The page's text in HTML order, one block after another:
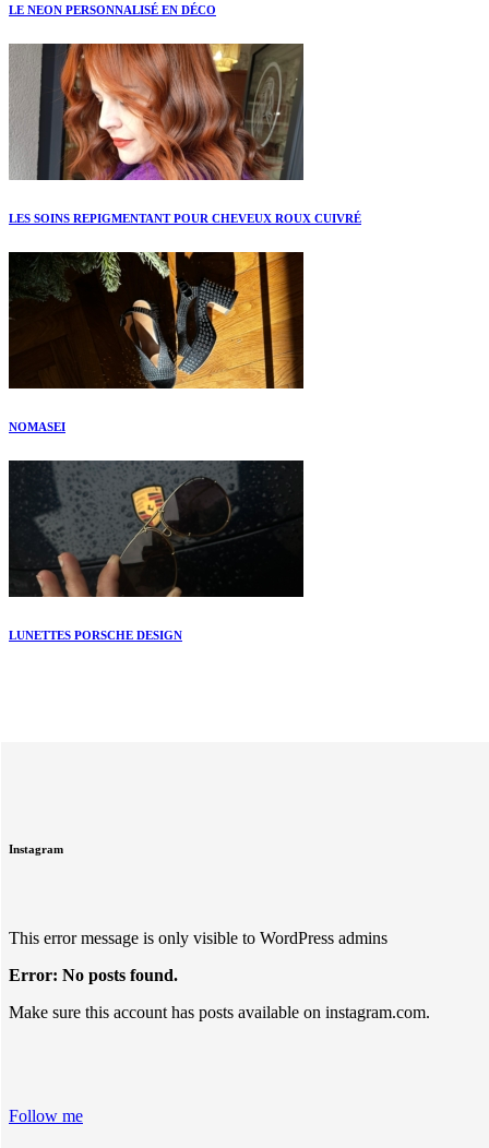
LE NEON PERSONNALISÉ EN DÉCO
LES SOINS REPIGMENTANT POUR CHEVEUX ROUX CUIVRÉ
NOMASEI
LUNETTES PORSCHE DESIGN
Instagram
This error message is only visible to WordPress admins
Error: No posts found.
Make sure this account has posts available on instagram.com.
Follow me